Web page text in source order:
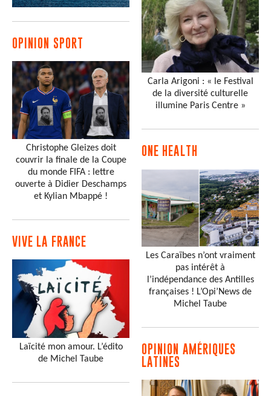
OPINION SPORT
Christophe Gleizes doit
couvrir la finale de la Coupe
du monde FIFA : lettre
ouverte à Didier Deschamps
et Kylian Mbappé !
VIVE LA FRANCE
Laïcité mon amour. L’édito
de Michel Taube
Carla Arigoni : « le Festival
de la diversité culturelle
illumine Paris Centre »
ONE HEALTH
Les Caraïbes n’ont vraiment
pas intérêt à
l’indépendance des Antilles
françaises ! L’Opi’News de
Michel Taube
OPINION AMÉRIQUES
LATINES